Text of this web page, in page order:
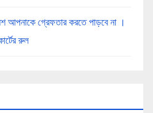
আপনাকে গ্রেফতার করতে পাড়বে না ।
রুল